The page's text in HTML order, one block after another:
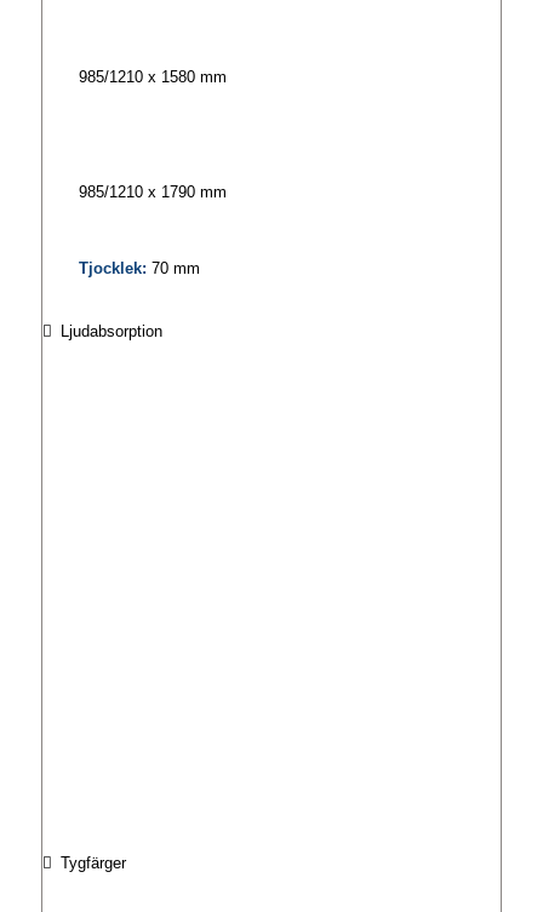
985/1210 x 1580 mm
985/1210 x 1790 mm
Tjocklek: 70 mm
Ljudabsorption
Tygfärger